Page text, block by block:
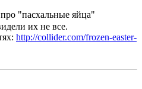
"пасхальные яйца"
их не все.
http://collider.com/frozen-easter-